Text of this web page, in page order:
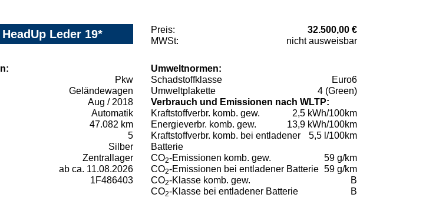
Leder 19* Preis:
32.500,00 €
MWSt:
nicht ausweisbar
Pkw
Geländewagen
Aug / 2018
Automatik
47.082 km
5
Silber
Zentrallager
ab ca. 11.08.2026
1F486403
Umweltnormen:
Schadstoffklasse
Euro6
Umweltplakette
4 (Green)
Verbrauch und Emissionen nach WLTP:
Kraftstoffverbr. komb. gew.
2,5 kWh/100km
Energieverbr. komb. gew.
13,9 kWh/100km
Kraftstoffverbr. komb. bei entladener
Batterie
5,5 l/100km
CO2-Emissionen komb. gew.
59 g/km
CO2-Emissionen bei entladener Batterie 59 g/km
CO2-Klasse komb. gew.
B
CO2-Klasse bei entladener Batterie B